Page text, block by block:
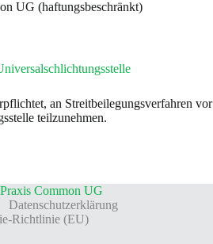
UG (haftungsbeschränkt)
an Streitbeilegungsverfahren vor
teilzunehmen.
Common UG
Datenschutzerklärung
Richtlinie (EU)